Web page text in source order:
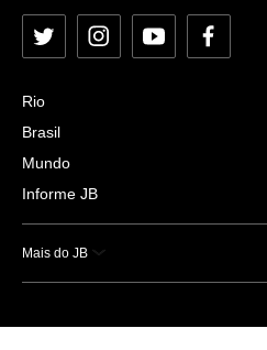
Twitter InstagramYouTubeFacebook
Rio
Brasil
Mundo
Informe JB
Mais do JB
Esportes